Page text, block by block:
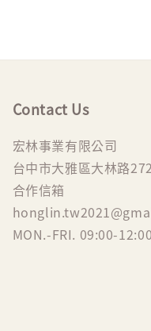
Contact Us
宏林事業有限公司
台中市大雅區大林路
合作信箱
MON.-FRI. 09:00-